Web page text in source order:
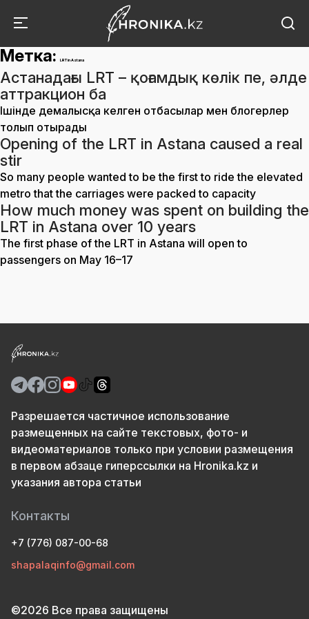
Метка: LRT in Astana
Астанадағы LRT – қоғамдық көлік пе, әлде
аттракцион ба
Ішінде демалысқа келген отбасылар мен блогерлер
толып отырады
Opening of the LRT in Astana caused a real
stir
So many people wanted to be the first to ride the elevated
metro that the carriages were packed to capacity
How much money was spent on building the
LRT in Astana over 10 years
The first phase of the LRT in Astana will open to
passengers on May 16–17
Разрешается частичное использование
размещенных на сайте текстовых, фото- и
видеоматериалов только при условии размещения
в первом абзаце гиперссылки на Hronika.kz и
указания автора статьи
Контакты
+7 (776) 087-00-68
shapalaqinfo@gmail.com
©2026 Все права защищены